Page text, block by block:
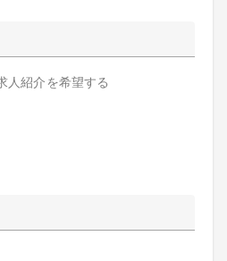
人紹介を希望する